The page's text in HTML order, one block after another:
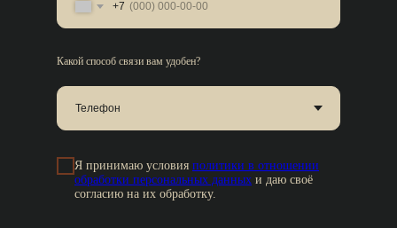
+7
Какой способ связи вам удобен?
Я принимаю условия политики в отношении
обработки персональных данных и даю своё
согласию на их обработку.